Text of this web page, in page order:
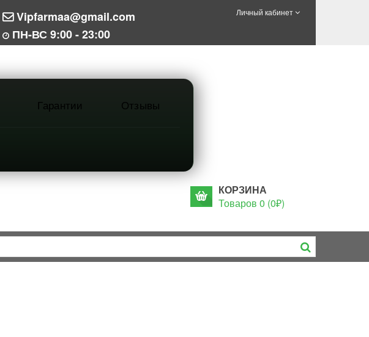
Vipfarmaa@gmail.com
ПН-ВС 9:00 - 23:00
Личный кабинет
Гарантии Отзывы
КОРЗИНА
Товаров 0 (0₽)